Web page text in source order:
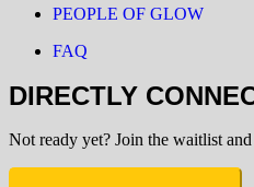
PEOPLE OF GLOW
FAQ
DIRECTLY
Not ready yet? Join the waitlist